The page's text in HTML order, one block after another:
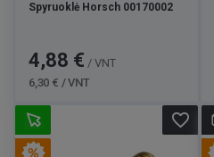
Spyruoklė Horsch 00170002
Kaina
4,88 € / VNT
6,30 € / VNT
favorite_border